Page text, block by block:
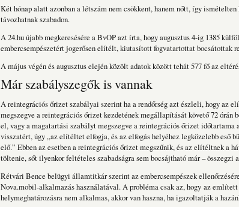
Két hónap alatt azonban a létszám nem csökkent, hanem nőtt, így
távozhatnak szabadon.
A 24.hu újabb megkeresésére a BvOP azt írta, hogy augusztus 4-ig 1385
embercsempészetért jogerősen elítélt, kiutasított fogvatartottat bocsátottak
A május végén és augusztus elején közölt adatok között tehát 577 fő az
Már szabályszegők is vannak
A reintegrációs őrizet szabályai szerint ha a rendőrség azt észleli, hogy az
megszegve a reintegrációs őrizet kezdetének megállapítását követő 72 órán
el, vagy a magatartási szabályt megszegve a reintegrációs őrizet időtartama
visszatért, úgy „az elítéltet elfogja, és az elfogás helyéhez legközelebb eső
elő.” Ebben az esetben a reintegrációs őrizet megszűnik, és az elítéltnek a
töltenie, sőt ilyenkor feltételes szabadságra sem bocsájtható már – összegzi
Rétvári Bence belügyi államtitkár szerint az embercsempészek
Nova.mobil-alkalmazás használatával. A probléma csak az, hogy az említett
helymeghatározásra nem alkalmas, akkor van haszna, ha igazoltatják a